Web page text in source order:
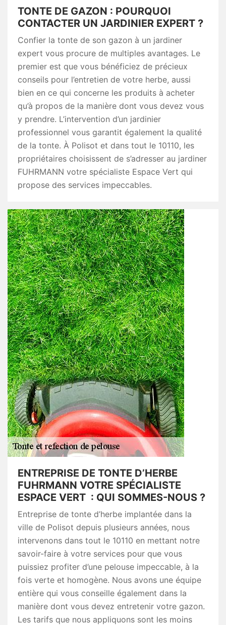
TONTE DE GAZON : POURQUOI
CONTACTER UN JARDINIER EXPERT ?
Confier la tonte de son gazon à un jardiner
expert vous procure de multiples avantages. Le
premier est que vous bénéficiez de précieux
conseils pour l’entretien de votre herbe, aussi
bien en ce qui concerne les produits à acheter
qu’à propos de la manière dont vous devez vous
y prendre. L’intervention d’un jardinier
professionnel vous garantit également la qualité
de la tonte. À Polisot et dans tout le 10110, les
propriétaires choisissent de s’adresser au jardiner
FUHRMANN votre spécialiste Espace Vert qui
propose des services impeccables.
ENTREPRISE DE TONTE D’HERBE
FUHRMANN VOTRE SPÉCIALISTE
ESPACE VERT : QUI SOMMES-NOUS ?
Entreprise de tonte d’herbe implantée dans la
ville de Polisot depuis plusieurs années, nous
intervenons dans tout le 10110 en mettant notre
savoir-faire à votre services pour que vous
puissiez profiter d’une pelouse impeccable, à la
fois verte et homogène. Nous avons une équipe
entière qui vous conseille également dans la
manière dont vous devez entretenir votre gazon.
Les tarifs que nous appliquons sont les moins